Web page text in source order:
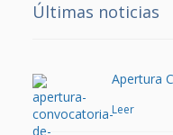
Últimas noticias
Apertura
Leer